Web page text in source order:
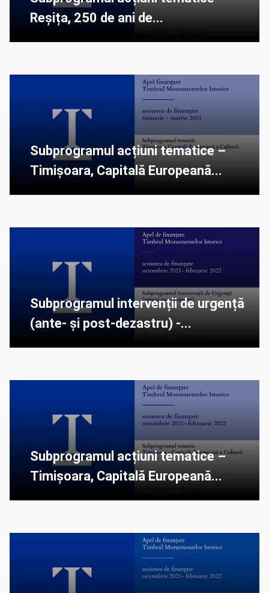
Reșița, 250 de ani de...
Subprogramul acțiuni tematice –
Timișoara, Capitală Europeană...
Subprogramul intervenții de urgență
(ante- și post-dezastru) -...
Subprogramul acțiuni tematice –
Timișoara, Capitală Europeană...